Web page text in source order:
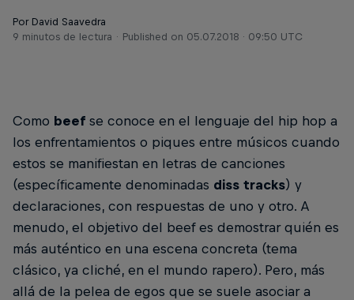
Por David Saavedra
9 minutos de lectura
Published on 05.07.2018 · 09:50 UTC
Como beef se conoce en el lenguaje del hip hop a
los enfrentamientos o piques entre músicos cuando
estos se manifiestan en letras de canciones
(específicamente denominadas diss tracks) y
declaraciones, con respuestas de uno y otro. A
menudo, el objetivo del beef es demostrar quién es
más auténtico en una escena concreta (tema
clásico, ya cliché, en el mundo rapero). Pero, más
allá de la pelea de egos que se suele asociar a